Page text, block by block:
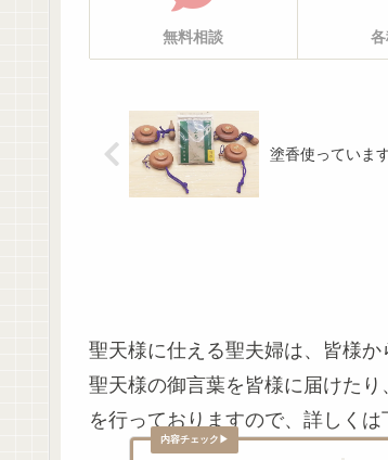
無料相談
塗香使っていま
聖天様に仕える聖夫婦は、皆様
聖天様の御言葉を皆様に届けた
を行っておりますので、詳しく